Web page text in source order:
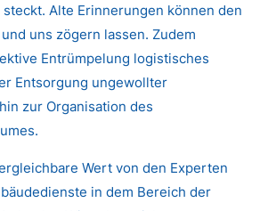
Alte Erinnerungen können den
uns zögern lassen. Zudem
Entrümpelung logistisches
Entsorgung ungewollter
zur Organisation des
Wert von den Experten
in dem Bereich der